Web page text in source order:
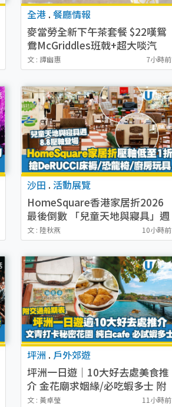
全港 .餐廳情報
麥當勞全新下午茶套餐 $22嘆鴛
鴦McGriddles班戟+超大啖汽
水！意式飽/鬆餅/蛋糕限時減$5
文 : 譚幽惠 7小時前
沙田 . 活動展覽
HomeSquare香港家居折2026
最後倒數 「兒童天地與寢具」週
8.8登場！低至$1/1折搶名牌床
褥玩具
文 : 陸秋燕 10小時前
坪洲 . 戶外郊遊
坪洲一日遊｜10大好去處美食推
介 金花廟求姻緣/必吃蝦多士 附
坪洲船期表
文 : 黃卓瑩 11小時前